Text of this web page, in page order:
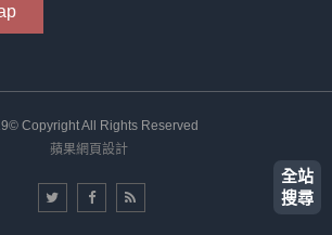
全站
搜尋
Copyright All Rights Reserved
蘋果網頁設計